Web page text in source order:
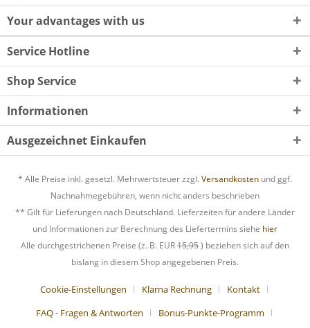
Your advantages with us
Service Hotline
Shop Service
Informationen
Ausgezeichnet Einkaufen
* Alle Preise inkl. gesetzl. Mehrwertsteuer zzgl. Versandkosten und ggf.
Nachnahmegebühren, wenn nicht anders beschrieben
** Gilt für Lieferungen nach Deutschland. Lieferzeiten für andere Länder
und Informationen zur Berechnung des Liefertermins siehe hier
Alle durchgestrichenen Preise (z. B. EUR15,95) beziehen sich auf den
bislang in diesem Shop angegebenen Preis.
Cookie-Einstellungen Klarna Rechnung
Kontakt
FAQ - Fragen & Antworten
Bonus-Punkte-Programm